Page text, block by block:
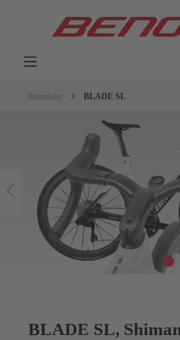
Rennräder BLADE SL
BLADE SL,